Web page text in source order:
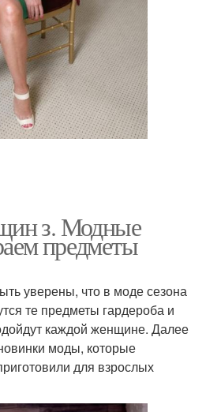
з. Модные
предметы
уверены, что в моде сезона
те предметы гардероба и
каждой женщине. Далее
моды, которые
для взрослых